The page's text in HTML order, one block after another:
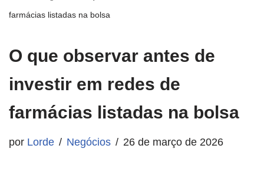
farmácias listadas na bolsa
O que observar antes de
investir em redes de
farmácias listadas na bolsa
por Lorde Negócios 26 de março de 2026